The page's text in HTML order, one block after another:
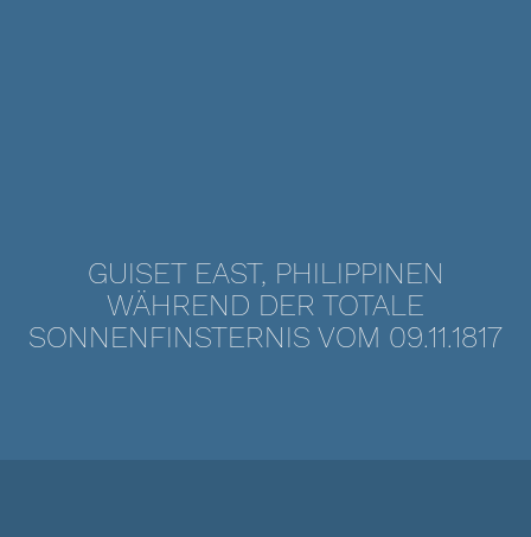
GUISET EAST, PHILIPPINEN
WÄHREND DER TOTALE
SONNENFINSTERNIS VOM 09.11.1817